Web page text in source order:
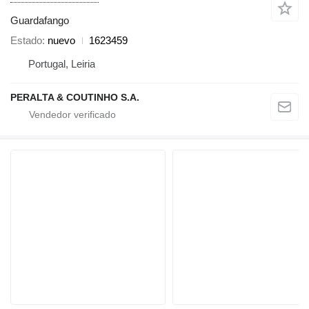
Guardafango
Estado nuevo
1623459
Portugal, Leiria
PERALTA & COUTINHO S.A.